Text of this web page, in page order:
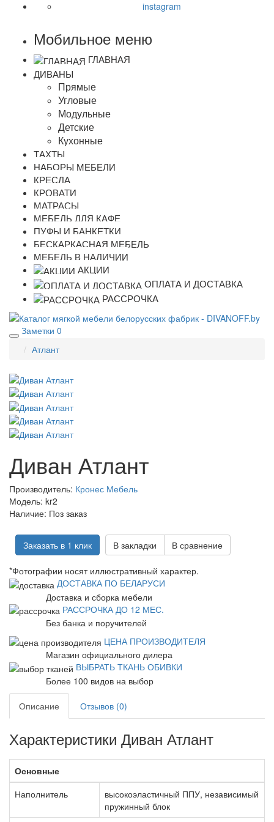
instagram
Мобильное меню
ГЛАВНАЯ
ДИВАНЫ
Прямые
Угловые
Модульные
Детские
Кухонные
ТАХТЫ
НАБОРЫ МЕБЕЛИ
КРЕСЛА
КРОВАТИ
МАТРАСЫ
МЕБЕЛЬ ДЛЯ КАФЕ
ПУФЫ И БАНКЕТКИ
БЕСКАРКАСНАЯ МЕБЕЛЬ
МЕБЕЛЬ В НАЛИЧИИ
АКЦИИ
ОПЛАТА И ДОСТАВКА
РАССРОЧКА
Заметки 0
Атлант
Диван Атлант
Производитель: Кронес Мебель
Модель: kr2
Наличие: Поз заказ
Заказать в 1 клик В закладки В сравнение
*Фотографии носят иллюстративный характер.
ДОСТАВКА ПО БЕЛАРУСИ
Доставка и сборка мебели
РАССРОЧКА ДО 12 МЕС.
Без банка и поручителей
ЦЕНА ПРОИЗВОДИТЕЛЯ
Магазин официального дилера
ВЫБРАТЬ ТКАНЬ ОБИВКИ
Более 100 видов на выбор
Описание Отзывов (0)
Характеристики Диван Атлант
Основные
Наполнитель
высокоэластичный ППУ, независимый
пружинный блок